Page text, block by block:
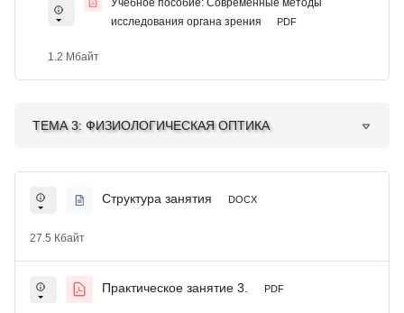
Учебное пособие: Современные методы
исследования органа зрения
PDF
1.2 Мбайт
ТЕМА 3: ФИЗИОЛОГИЧЕСКАЯ ОПТИКА
Структура занятия DOCX
27.5 Кбайт
Практическое занятие 3. PDF